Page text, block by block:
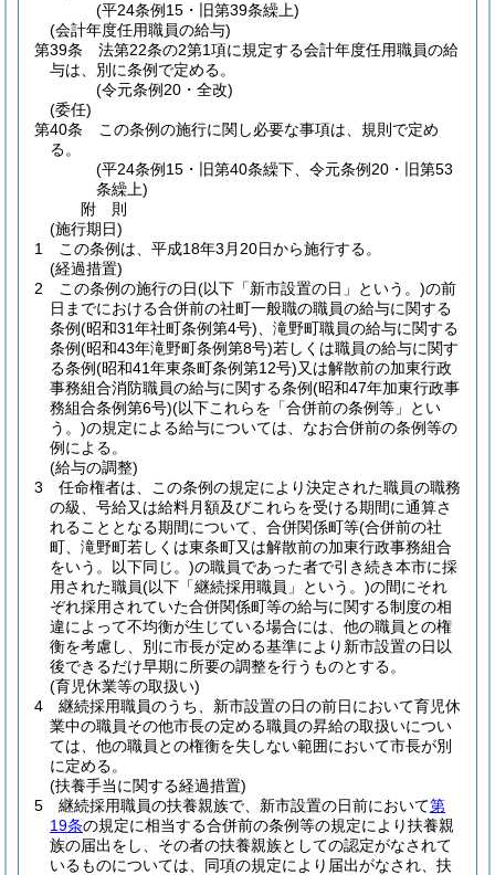
(平24条例15・旧第39条繰上)
(会計年度任用職員の給与)
第39条
法第22条の2第1項に規定する会計年度任用職員の給
与は、別に条例で定める。
(令元条例20・全改)
(委任)
第40条
この条例の施行に関し必要な事項は、規則で定め
る。
(平24条例15・旧第40条繰下、令元条例20・旧第53
条繰上)
附 則
(施行期日)
1
この条例は、平成18年3月20日から施行する。
(経過措置)
2
この条例の施行の日(以下「新市設置の日」という。)の前
日までにおける合併前の社町一般職の職員の給与に関する
条例(昭和31年社町条例第4号) 、滝野町職員の給与に関する
条例(昭和43年滝野町条例第8号)若しくは職員の給与に関す
る条例(昭和41年東条町条例第12号)又は解散前の加東行政
事務組合消防職員の給与に関する条例(昭和47年加東行政事
務組合条例第6号)(以下これらを「合併前の条例等」とい
う。)の規定による給与については、なお合併前の条例等の
例による。
(給与の調整)
3
任命権者は、この条例の規定により決定された職員の職務
の級、号給又は給料月額及びこれらを受ける期間に通算さ
れることとなる期間について、合併関係町等(合併前の社
町、滝野町若しくは東条町又は解散前の加東行政事務組合
をいう。以下同じ。)の職員であった者で引き続き本市に採
用された職員(以下「継続採用職員」という。)の間にそれ
ぞれ採用されていた合併関係町等の給与に関する制度の相
違によって不均衡が生じている場合には、他の職員との権
衡を考慮し、別に市長が定める基準により新市設置の日以
後できるだけ早期に所要の調整を行うものとする。
(育児休業等の取扱い)
4
継続採用職員のうち、新市設置の日の前日において育児休
業中の職員その他市長の定める職員の昇給の取扱いについ
ては、他の職員との権衡を失しない範囲において市長が別
に定める。
(扶養手当に関する経過措置)
5
継続採用職員の扶養親族で、新市設置の日前において第
19条の規定に相当する合併前の条例等の規定により扶養親
族の届出をし、その者の扶養親族としての認定がなされて
いるものについては、同項の規定により届出がなされ、扶